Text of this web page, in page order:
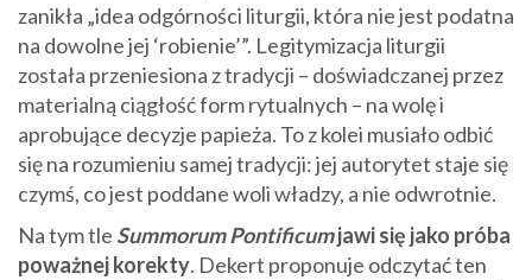
zanikła „idea odgórności liturgii, która nie jest podatna
na dowolne jej ‘robienie’”. Legitymizacja liturgii
została przeniesiona z tradycji – doświadczanej przez
materialną ciągłość form rytualnych – na wolę i
aprobujące decyzje papieża. To z kolei musiało odbić
się na rozumieniu samej tradycji: jej autorytet staje się
czymś, co jest poddane woli władzy, a nie odwrotnie.
Na tym tle Summorum Pontificumjawi się jako próba
poważnej korekty. Dekert proponuje odczytać ten